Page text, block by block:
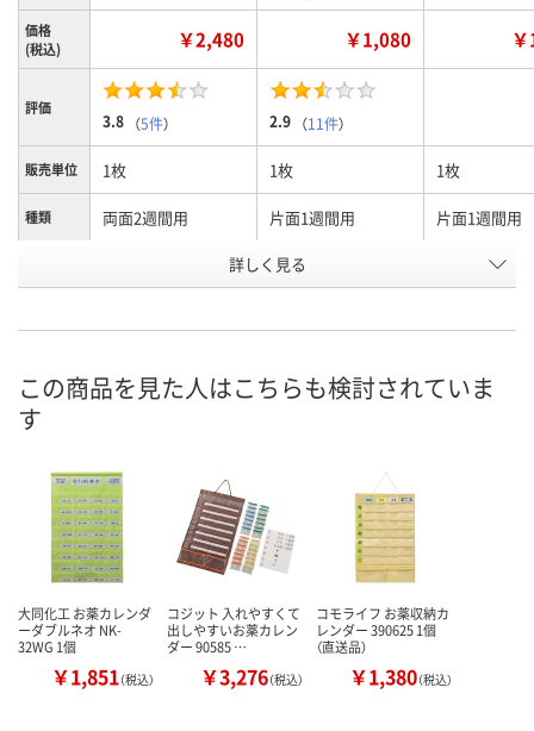
価格
(税込)
￥2,480 ￥1,080
評価
3.8 （5件） 2.9 （11件）
販売単位 1枚 1枚 1枚
種類 両面2週間用 片面1週間用 片面1週間用
マチなし
マチなし＆
ット付
お申込番
在庫 あり あり あり
数量
カゴへ カゴへ
詳しく見る
この商品を見た人はこちらも検討されていま
す
大同化工 お薬カレンダ
ーダブルネオ NK-
32WG 1個
￥1,851（税込）
コジット 入れやすくて
出しやすいお薬カレン
ダー 90585 …
￥3,276（税込）
コモライフ お薬収納カ
レンダー 390625 1個
（直送品）
￥1,380（税込）